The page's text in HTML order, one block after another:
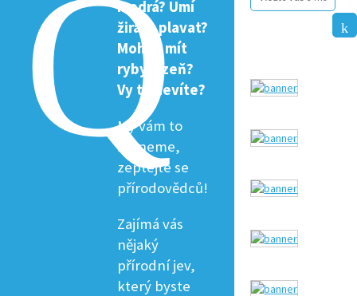
modrá? Umí
žirafa plavat?
Mohou mít
ryby žízeň?
Vy to nevíte?
My vám to
řekneme,
zeptejte se
přírodovědců!
Zajímá vás
nějaký
přírodní jev,
který byste